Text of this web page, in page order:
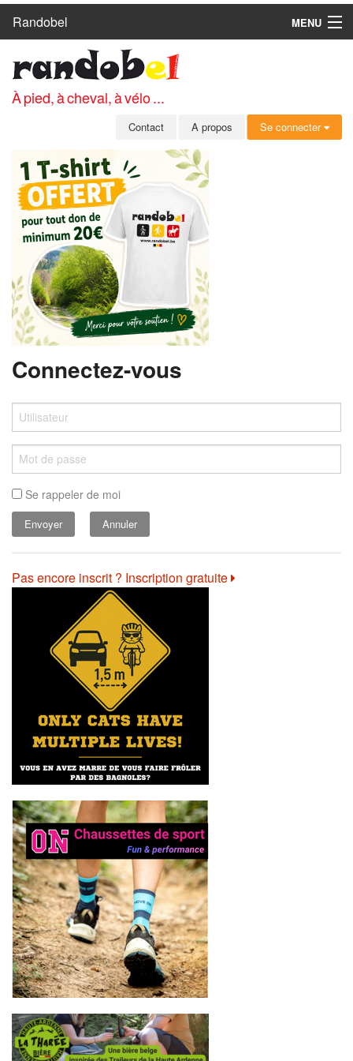
Randobel
MENU
CIRCUITS
CLUBS
MEMBRES
SE CONNECTER
INSCRIPTION GRATUITE
MOT DE PASSE OUBLIÉ
À pied, à cheval, à vélo ...
Contact A propos Se connecter
Connectez-vous
Se rappeler de moi
Annuler
Pas encore inscrit ? Inscription gratuite